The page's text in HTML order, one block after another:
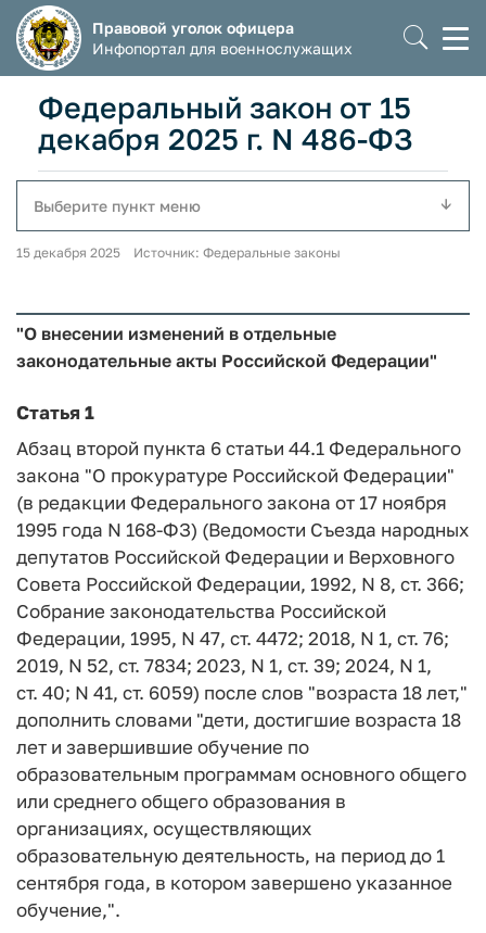
Правовой уголок офицера
Инфопортал для военнослужащих
Федеральный закон от 15
декабря 2025 г. N 486-ФЗ
Выберите пункт меню
15 декабря 2025 Источник: Федеральные законы
"О внесении изменений в отдельные
законодательные акты Российской Федерации"
Статья 1
Абзац второй пункта 6 статьи 44.1 Федерального
закона "О прокуратуре Российской Федерации"
(в редакции Федерального закона от 17 ноября
1995 года N 168-ФЗ) (Ведомости Съезда народных
депутатов Российской Федерации и Верховного
Совета Российской Федерации, 1992, N 8, ст. 366;
Собрание законодательства Российской
Федерации, 1995, N 47, ст. 4472; 2018, N 1, ст. 76;
2019, N 52, ст. 7834; 2023, N 1, ст. 39; 2024, N 1,
ст. 40; N 41, ст. 6059) после слов "возраста 18 лет,"
дополнить словами "дети, достигшие возраста 18
лет и завершившие обучение по
образовательным программам основного общего
или среднего общего образования в
организациях, осуществляющих
образовательную деятельность, на период до 1
сентября года, в котором завершено указанное
обучение,".